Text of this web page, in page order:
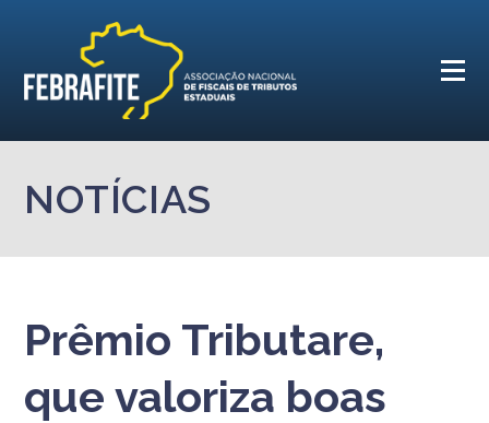
NOTÍCIAS
Prêmio Tributare,
que valoriza boas